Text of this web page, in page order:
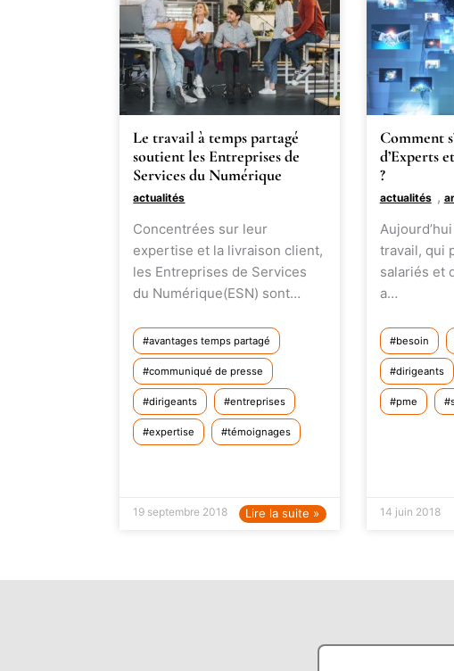
Le travail à temps partagé
soutient les Entreprises de
Services du Numérique
actualités
Concentrées sur leur
expertise et la livraison client,
les Entreprises de Services
du Numérique(ESN) sont…
avantages temps partagé
communiqué de presse
dirigeants entreprises
expertise témoignages
19 septembre 2018 Lire la suite »
Comment
d’Experts
?
actualités ,
travail, qui
salariés et
a…
besoin
dirigeants
pme
14 juin 2018